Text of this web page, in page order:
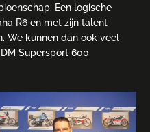
Een logische
R6 en met zijn talent
We kunnen dan ook veel
Supersport 600